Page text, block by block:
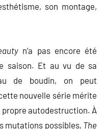
son montage,
n’a pas encore été
saison. Et au vu de sa
de boudin, on peut
nouvelle série mérite
propre autodestruction. À
mutations possibles, The